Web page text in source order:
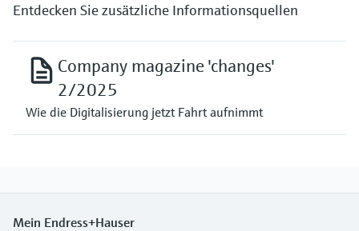
Entdecken Sie zusätzliche Informationsquellen
Company magazine 'changes'
2/2025
Wie die Digitalisierung jetzt Fahrt aufnimmt
Mein Endress+Hauser